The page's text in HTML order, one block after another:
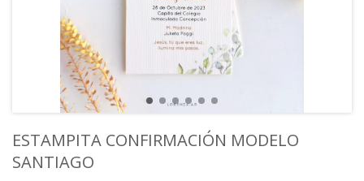
ESTAMPITA CONFIRMACIÓN MODELO
SANTIAGO